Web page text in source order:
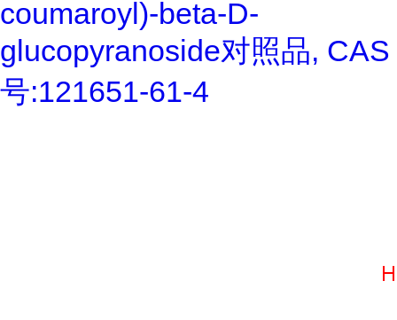
coumaroyl)-beta-D-
glucopyranoside对照品, CAS
号:121651-61-4